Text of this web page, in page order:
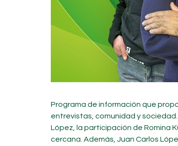
Programa de información que
entrevistas, comunidad y
López, la participación de Romina
cercana. Además, Juan Carlos